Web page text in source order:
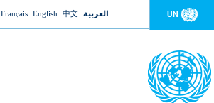
Jump to navigation UN العربية 中文
English
Français